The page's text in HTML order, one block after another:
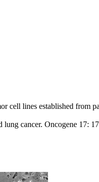
cell lines established from
cancer. Oncogene 17: